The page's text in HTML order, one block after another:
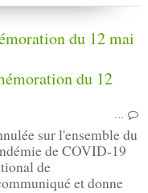
du 12 mai
…
sur l'ensemble du
de COVID-19
de
et donne